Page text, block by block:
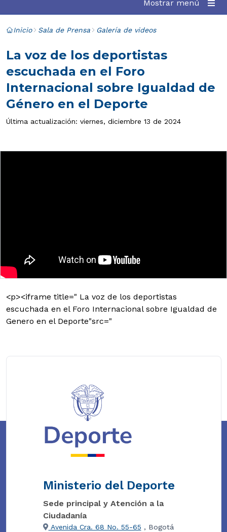
Mostrar menú
Inicio Sala de Prensa Galería de videos
La voz de los deportistas
escuchada en el Foro
Internacional sobre Igualdad de
Género en el Deporte
Última actualización: viernes, diciembre 13 de 2024
<p><iframe title=" La voz de los deportistas
escuchada en el Foro Internacional sobre Igualdad de
Genero en el Deporte"src="
Ministerio del Deporte
Sede principal y Atención a la
Ciudadanía
Avenida Cra. 68 No. 55-65 , Bogotá